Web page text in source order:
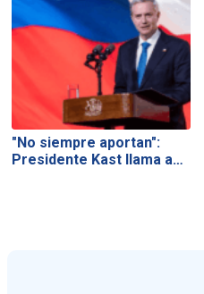
"No siempre aportan":
Presidente Kast llama a…